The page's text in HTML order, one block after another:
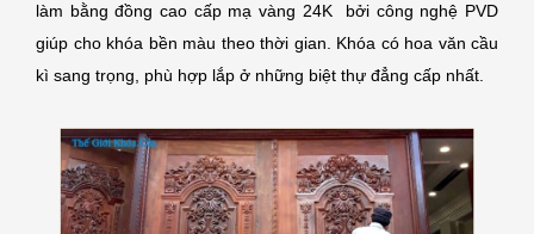
làm bằng đồng cao cấp mạ vàng 24K bởi công nghệ PVD
giúp cho khóa bền màu theo thời gian. Khóa có hoa văn cầu
kì sang trọng, phù hợp lắp ở những biệt thự đẳng cấp nhất.